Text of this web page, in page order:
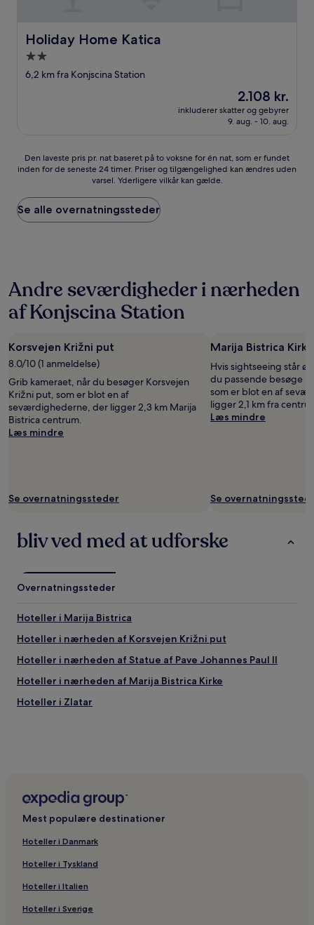
Holiday Home Katica
Holiday Home Katica
2.0-
stjernet
6,2 km fra Konjscina Station
Prisen
er
2.108 kr.
2.108 kr.
inkluderer skatter og gebyrer
9. aug. - 10. aug.
Den
laveste
pr.
nat
baseret
én
nat,
som
er
inden
for
seneste
24
timer.
Priser
og
varsel.
kan
gælde.
Den laveste pris pr. nat baseret på to voksne for én nat, som er fundet
inden for de seneste 24 timer. Priser og tilgængelighed kan ændres uden
varsel. Yderligere vilkår kan gælde.
Se alle overnatningssteder
Andre seværdigheder i nærheden
af Konjscina Station
Korsvejen Križni put
8.0/10 (1 anmeldelse)
Grib kameraet, når du besøger Korsvejen
Križni put, som er blot en af
seværdighederne, der ligger 2,3 km Marija
Bistrica centrum.
Læs mindre
Se overnatningssteder
Marija Bistrica Kirke
Hvis sightseeing står
du passende besøge
som er blot en af
ligger 2,1 km fra
Læs mindre
Se
bliv ved med at udforske
Overnatningssteder
Hoteller i Marija Bistrica
Hoteller i nærheden af Korsvejen Križni put
Hoteller i nærheden af Statue af Pave Johannes Paul II
Hoteller i nærheden af Marija Bistrica Kirke
Hoteller i Zlatar
Mest populære destinationer
Hoteller i Danmark
Hoteller i Tyskland
Hoteller i Italien
Hoteller i Sverige